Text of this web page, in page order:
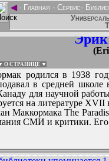
◄- Главная - Сервис-
О СТРАНИЦЕ ▼
родился в 1938
в средней
для научной
на литературе
Маккормака The
СМИ и критики.